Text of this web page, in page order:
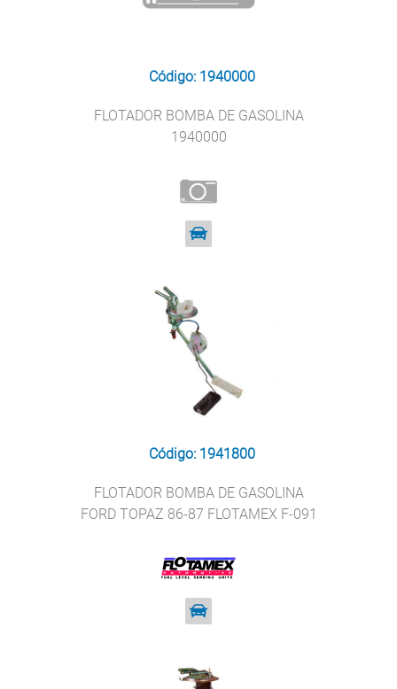
Código: 1940000
FLOTADOR BOMBA DE GASOLINA
1940000
Código: 1941800
FLOTADOR BOMBA DE GASOLINA
FORD TOPAZ 86-87 FLOTAMEX F-091